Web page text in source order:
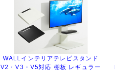
WALLインテリアテレビスタンド
V2・V3・V5対応 棚板 レギュラー